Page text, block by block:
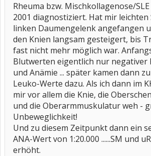
sonnescheint...
Sonst kann ich sagen das es mirSuper-Gut geht....
bishierherwar es auch nensh....ttt langer weg....
Ja,ich bekommeMedis:
Cellcept. ..
Decortin...(Corti)
ibu600.....
Gott sei danke es sind net mehr soviel...
mal kurz am randeBemerkt oöy ich mal wieder
LiebeGrüßeund allesGute
Rheuma bzw. Mischkollagenose/
2001 diagnostiziert. Hat mir leichten
linken Daumengelenk angefangen
den Knien langsam gesteigert, bis
fast nicht mehr möglich war.
Blutwerten eigentlich nur negativer
und Anämie ... später kamen dann
Leuko-Werte dazu. Als ich dann im
mir vor allem die Knie, die
und die Oberarmmuskulatur weh -
Unbeweglichkeit!
Und zu diesem Zeitpunkt dann ein
ANA-Wert von 1:20.000 ......SM und
erhöht.